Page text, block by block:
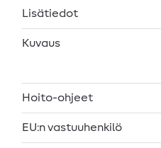
Lisätiedot
Kuvaus
Hoito-ohjeet
EU:n vastuuhenkilö